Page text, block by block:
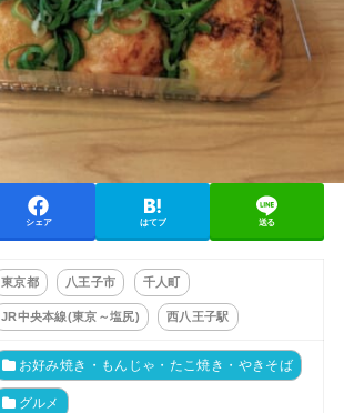
シェア はてブ 送る
東京都 八王子市 千人町
JR中央本線(東京～塩尻) 西八王子駅
お好み焼き・もんじゃ・たこ焼き・やきそば
グルメ